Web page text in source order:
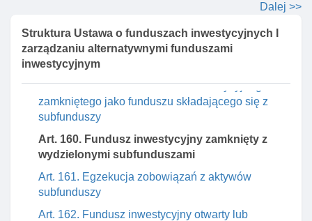
Dalej >>
Struktura Ustawa o funduszach inwestycyjnych I
zarządzaniu alternatywnymi funduszami
inwestycyjnym
kategoriami jednostek uczestnictwa
Rozdział 2. Fundusze inwestycyjne z wydzielonymi
subfunduszami
Art. 159. Działalność funduszu inwestycyjnego
zamkniętego jako funduszu składającego się z
subfunduszy
Art. 160. Fundusz inwestycyjny zamknięty z
wydzielonymi subfunduszami
Art. 161. Egzekucja zobowiązań z aktywów
subfunduszy
Art. 162. Fundusz inwestycyjny otwarty lub